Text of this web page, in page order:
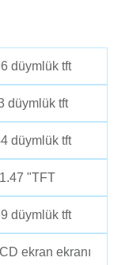
düymlük tft
düymlük tft
düymlük tft
1.47 "TFT
düymlük tft
ekran ekranı